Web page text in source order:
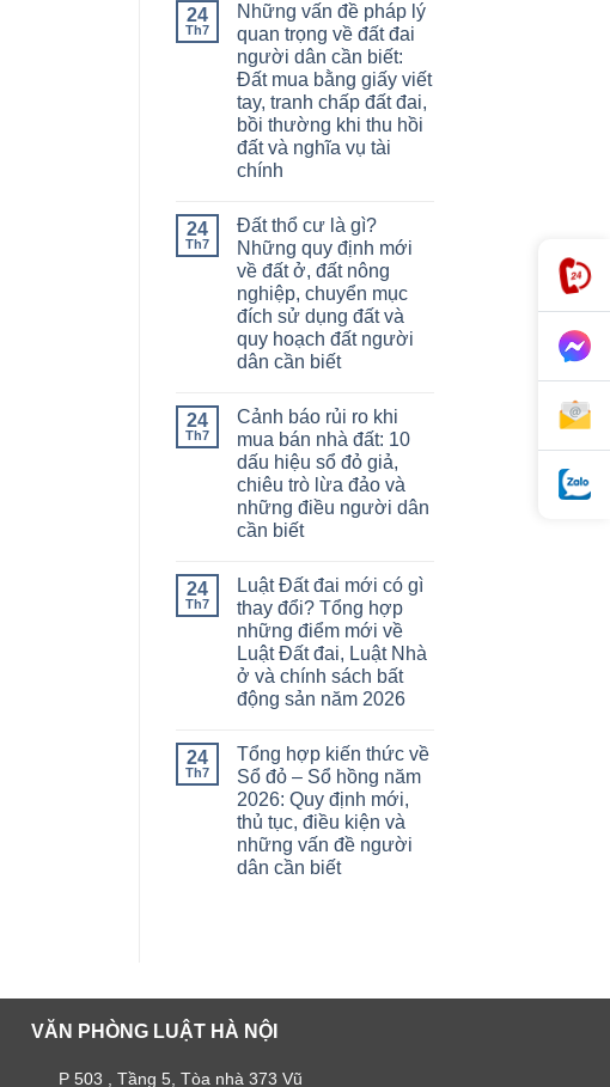
24
Th7
Những vấn đề pháp lý
quan trọng về đất đai
người dân cần biết:
Đất mua bằng giấy viết
tay, tranh chấp đất đai,
bồi thường khi thu hồi
đất và nghĩa vụ tài
chính
24
Th7
Đất thổ cư là gì?
Những quy định mới
về đất ở, đất nông
nghiệp, chuyển mục
đích sử dụng đất và
quy hoạch đất người
dân cần biết
24
Th7
Cảnh báo rủi ro khi
mua bán nhà đất: 10
dấu hiệu sổ đỏ giả,
chiêu trò lừa đảo và
những điều người dân
cần biết
24
Th7
Luật Đất đai mới có gì
thay đổi? Tổng hợp
những điểm mới về
Luật Đất đai, Luật Nhà
ở và chính sách bất
động sản năm 2026
24
Th7
Tổng hợp kiến thức về
Sổ đỏ – Sổ hồng năm
2026: Quy định mới,
thủ tục, điều kiện và
những vấn đề người
dân cần biết
VĂN PHÒNG LUẬT HÀ NỘI
P 503 , Tầng 5, Tòa nhà 373 Vũ